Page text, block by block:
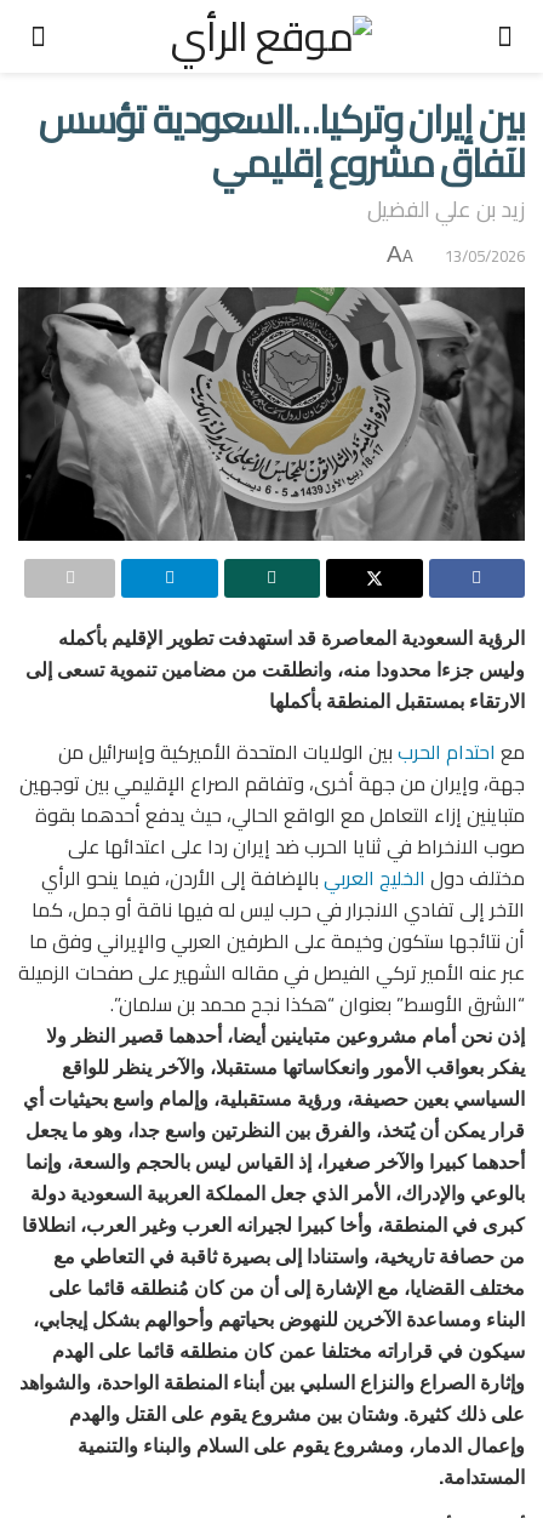
بين إيران وتركيا…السعودية تؤسس
لآفاق مشروع إقليمي
زيد بن علي الفضيل
13/05/2026
A
A
الرؤية السعودية المعاصرة قد استهدفت تطوير الإقليم بأكمله
وليس جزءا محدودا منه، وانطلقت من مضامين تنموية تسعى إلى
الارتقاء بمستقبل المنطقة بأكملها
مع احتدام الحرببين الولايات المتحدة الأميركية وإسرائيل من
جهة، وإيران من جهة أخرى، وتفاقم الصراع الإقليمي بين توجهين
متباينين إزاء التعامل مع الواقع الحالي، حيث يدفع أحدهما بقوة
صوب الانخراط في ثنايا الحرب ضد إيران ردا على اعتدائها على
مختلف دول الخليج العربيبالإضافة إلى الأردن، فيما ينحو الرأي
الآخر إلى تفادي الانجرار في حرب ليس له فيها ناقة أو جمل، كما
أن نتائجها ستكون وخيمة على الطرفين العربي والإيراني وفق ما
عبر عنه الأمير تركي الفيصل في مقاله الشهير على صفحات الزميلة
“الشرق الأوسط” بعنوان “هكذا نجح محمد بن سلمان”.
إذن نحن أمام مشروعين متباينين أيضا، أحدهما قصير النظر ولا
يفكر بعواقب الأمور وانعكاساتها مستقبلا، والآخر ينظر للواقع
السياسي بعين حصيفة، ورؤية مستقبلية، وإلمام واسع بحيثيات أي
قرار يمكن أن يُتخذ، والفرق بين النظرتين واسع جدا، وهو ما يجعل
أحدهما كبيرا والآخر صغيرا، إذ القياس ليس بالحجم والسعة، وإنما
بالوعي والإدراك، الأمر الذي جعل المملكة العربية السعودية دولة
كبرى في المنطقة، وأخا كبيرا لجيرانه العرب وغير العرب، انطلاقا
من حصافة تاريخية، واستنادا إلى بصيرة ثاقبة في التعاطي مع
مختلف القضايا، مع الإشارة إلى أن من كان مُنطلقه قائما على
البناء ومساعدة الآخرين للنهوض بحياتهم وأحوالهم بشكل إيجابي،
سيكون في قراراته مختلفا عمن كان منطلقه قائما على الهدم
وإثارة الصراع والنزاع السلبي بين أبناء المنطقة الواحدة، والشواهد
على ذلك كثيرة. وشتان بين مشروع يقوم على القتل والهدم
وإعمال الدمار، ومشروع يقوم على السلام والبناء والتنمية
المستدامة.